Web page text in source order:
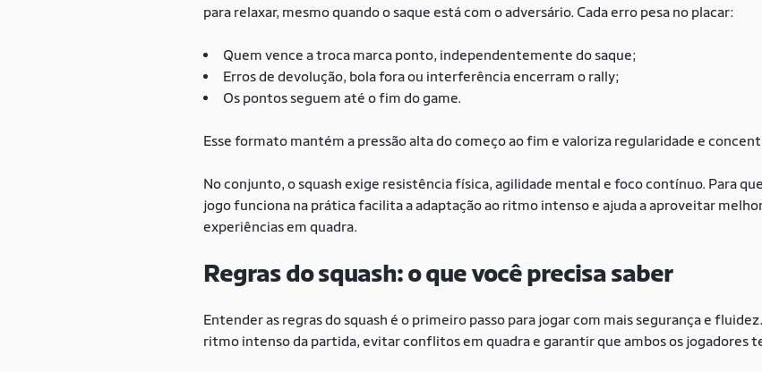
para relaxar, mesmo quando o saque está com o adversário. Cada erro pesa no placar:
Quem vence a troca marca ponto, independentemente do saque;
Erros de devolução, bola fora ou interferência encerram o rally;
Os pontos seguem até o fim do game.
Esse formato mantém a pressão alta do começo ao fim e valoriza regularidade e
No conjunto, o squash exige resistência física, agilidade mental e foco contínuo. Para
jogo funciona na prática facilita a adaptação ao ritmo intenso e ajuda a aproveitar
experiências em quadra.
Regras do squash: o que você precisa saber
Entender as regras do squash é o primeiro passo para jogar com mais segurança e
ritmo intenso da partida, evitar conflitos em quadra e garantir que ambos os jogadores